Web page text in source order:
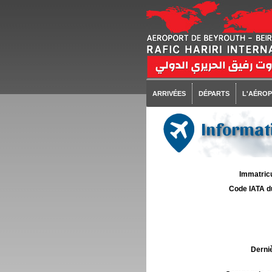
ARRIVÉES DÉPARTS
Code IATA